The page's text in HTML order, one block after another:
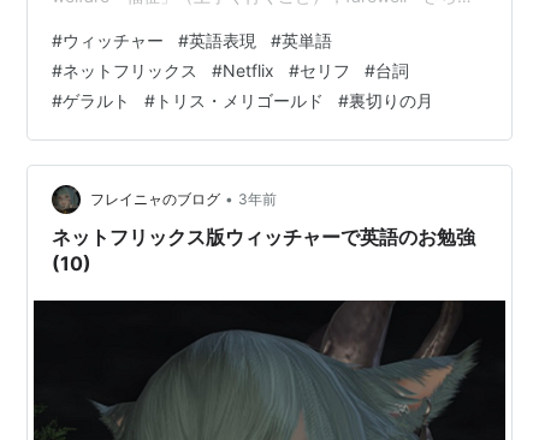
ニルフガード担当の魔術師が「ファーガス王は……」と答
えています。簒奪者に王位を奪われる王で，エムヒルの
父です。「有能だが女好き」といった会話が続いていま
す。ティサイアは「フリンギラ（フリンジラ）を送り込
みましょう」と言っています。 …
#ウィッチャー #英語表現 #英単語
#ネットフリックス #Netflix #セリフ #台詞
#ゲラルト # トリス・メリゴールド #裏切りの月
フレイニャのブログ • 3年前
ネットフリックス版ウィッチャーで英語のお勉強
(10)